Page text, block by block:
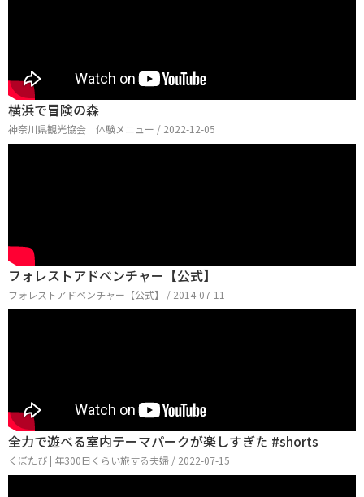
横浜で冒険の森
神奈川県観光協会 体験メニュー / 2022-12-05
フォレストアドベンチャー【公式】
フォレストアドベンチャー【公式】 / 2014-07-11
全力で遊べる室内テーマパークが楽しすぎた #shorts
くぼたび | 年300日くらい旅する夫婦 / 2022-07-15